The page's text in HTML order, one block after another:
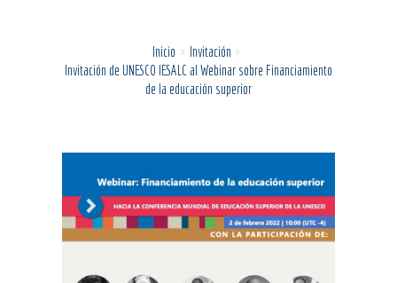
Inicio
Invitación
Invitación de UNESCO IESALC al Webinar sobre Financiamiento
de la educación superior